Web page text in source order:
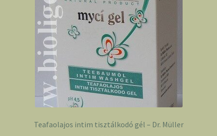
Teafaolajos intim tisztálkodó gél – Dr. Müller